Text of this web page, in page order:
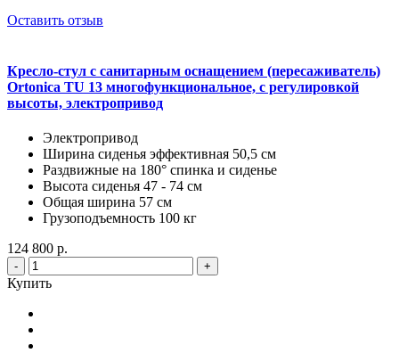
Оставить отзыв
Кресло-стул с санитарным оснащением (пересаживатель)
Ortonica TU 13 многофункциональное, с регулировкой
высоты, электропривод
Электропривод
Ширина сиденья эффективная 50,5 см
Раздвижные на 180° спинка и сиденье
Высота сиденья 47 - 74 см
Общая ширина 57 см
Грузоподъемность 100 кг
124 800 р.
- +
Купить